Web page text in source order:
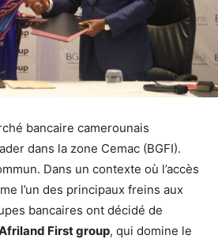
bancaire camerounais
dans la zone Cemac (BGFI).
Dans un contexte où l’accès
l’un des principaux freins aux
bancaires ont décidé de
First group, qui domine le